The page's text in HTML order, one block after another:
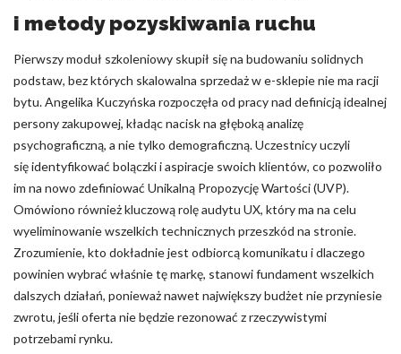
i metody pozyskiwania ruchu
Pierwszy moduł szkoleniowy skupił się na budowaniu solidnych
podstaw, bez których skalowalna sprzedaż w e-sklepie nie ma racji
bytu. Angelika Kuczyńska rozpoczęła od pracy nad definicją idealnej
persony zakupowej, kładąc nacisk na głęboką analizę
psychograficzną, a nie tylko demograficzną. Uczestnicy uczyli
się identyfikować bolączki i aspiracje swoich klientów, co pozwoliło
im na nowo zdefiniować Unikalną Propozycję Wartości (UVP).
Omówiono również kluczową rolę audytu UX, który ma na celu
wyeliminowanie wszelkich technicznych przeszkód na stronie.
Zrozumienie, kto dokładnie jest odbiorcą komunikatu i dlaczego
powinien wybrać właśnie tę markę, stanowi fundament wszelkich
dalszych działań, ponieważ nawet największy budżet nie przyniesie
zwrotu, jeśli oferta nie będzie rezonować z rzeczywistymi
potrzebami rynku.